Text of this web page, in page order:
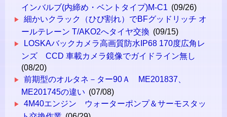
インバルブ(内締め・ベントタイプ)M-C1 (09/26)
細かいクラック（ひび割れ）でBFグッドリッチ オ
ールテレーン T/AKO2へタイヤ交換 (09/15)
LOSKAバックカメラ高画質防水IP68 170度広角レ
ンズ CCD 車載カメラ鏡像でガイドライン無し
(08/20)
前期型のオルタネ－ター90Ａ ME201837、
ME201745の違い (07/08)
4M40エンジン ウォーターポンプ＆サーモスタッ